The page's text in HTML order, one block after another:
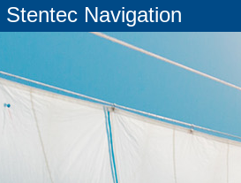
Stentec Navigation